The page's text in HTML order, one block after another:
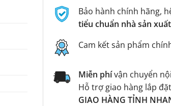
Bảo hành chính hãng,
tiểu chuẩn nhà sản xuất
Cam kết sản phẩm
Miễn phívận chuyển
Hỗ trợ giao hàng lắp
GIAO HÀNG TỈNH